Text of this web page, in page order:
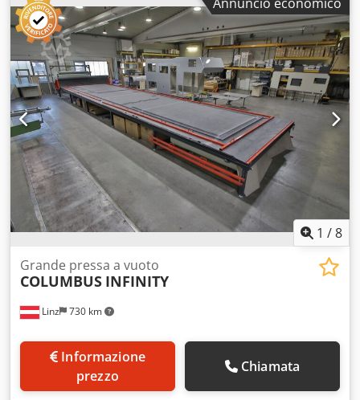
curvi – ma senza un grande investimento in una pressa?
Allora questo sacco sottovuoto VacuFlex è la soluzione
ideale. Con esso potete: - incollare facilmente strati e
impiallacciare (anche in forma) - lavorare in modo flessibile
ed efficiente - accettare nuovi ordini Dedszqtm Aopfx Ak
Eeck - produrre in modo economico anche pezzi singoli
Questo significa per voi: Maggiore versatilità in azienda –
senza occupare spazio aggiuntivo e senza elevati costi fissi.
Condizioni: subito pronto all’uso Particolarmente
interessante per: - piccole aziende - ingresso nella tecnica
del vuoto - integrazione dell’attrezzatura esistente
1 /8
Linz 730 km
Grande pressa a vuoto
COLUMBUS INFINITY
prezzo
Chiamata